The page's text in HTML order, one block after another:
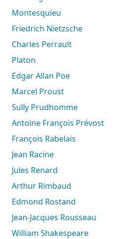
Montesquieu
Friedrich Nietzsche
Charles Perrault
Platon
Edgar Allan Poe
Marcel Proust
Sully Prudhomme
Antoine François Prévost
François Rabelais
Jean Racine
Jules Renard
Arthur Rimbaud
Edmond Rostand
Jean-Jacques Rousseau
William Shakespeare